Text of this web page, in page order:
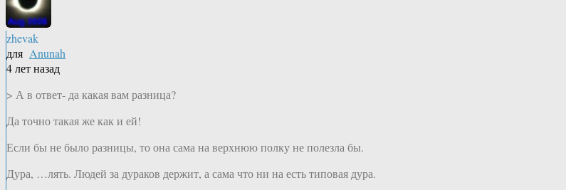
zhevak
для Anunah
4 лет назад
> А в ответ- да какая вам разница?
Да точно такая же как и ей!
Если бы не было разницы, то она сама на верхнюю полку не полезла бы.
Дура, …лять. Людей за дураков держит, а сама что ни на есть типовая дура.